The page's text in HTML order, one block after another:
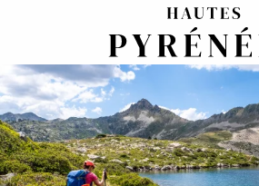
principal